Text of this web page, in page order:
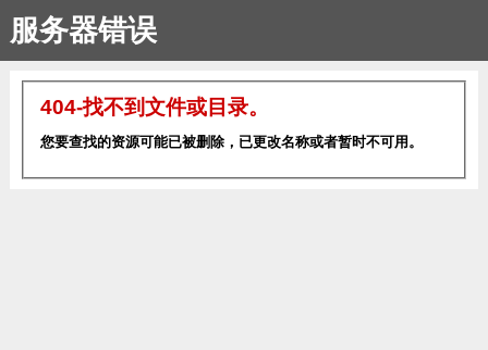
服务器错误
404-找不到文件或目录。
您要查找的资源可能已被删除，已更改名称或者暂时不可用。